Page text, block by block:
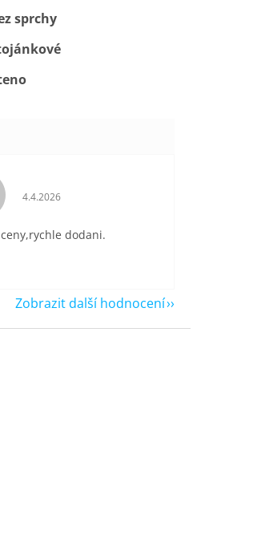
sprchy
Hodnocení obchodu je 5 z 5 hvězdiček.
4.4.2026
dodani.
Zobrazit další hodnocení